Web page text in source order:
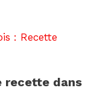
: Recette
recette dans